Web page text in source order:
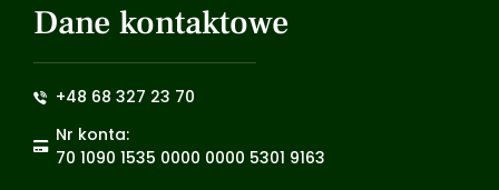
Dane kontaktowe
+48 68 327 23 70
Nr konta:
70 1090 1535 0000 0000 5301 9163